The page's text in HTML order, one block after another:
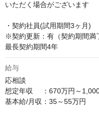
いただく場合がございます
・契約社員(試用期間3ヶ月)
※契約更新：有（契約期間満
最長契約期間4年
給与
応相談
想定年収　 ：670万円～
基本給/月収：35～55万円